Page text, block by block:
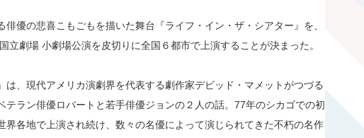
俳優の悲喜こもごもを描いた舞台『ライフ・イン・ザ・シアター』を、
立劇場 小劇場公演を皮切りに全国６都市で上演することが決まった。
は、現代アメリカ演劇界を代表する劇作家デビッド・マメットがつづる
テラン俳優ロバートと若手俳優ジョンの２人の話。77年のシカゴでの初
界各地で上演され続け、数々の名優によって演じられてきた不朽の名作